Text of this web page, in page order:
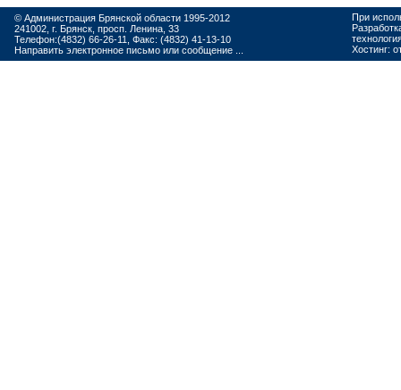
© Администрация Брянской области 1995-2012
241002, г. Брянск, просп. Ленина, 33
Телефон:(4832) 66-26-11, Факс: (4832) 41-13-10
Направить электронное письмо или сообщение ...
При
Хостинг: